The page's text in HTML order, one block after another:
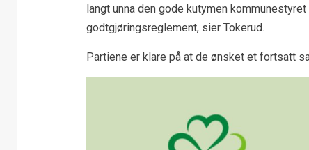
langt unna den gode kutymen
godtgjøringsreglement, sier Tokerud.
Partiene er klare på at de ønsket et fortsatt